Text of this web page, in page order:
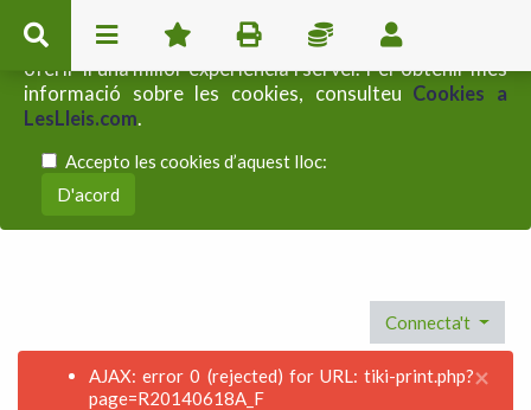
Aquest lloc web utilitza cookies pròpies i de tercers per
oferir-li una millor experiència i servei. Per obtenir més
informació sobre les cookies, consulteu Cookies a
LesLleis.com.
Accepto les cookies d’aquest lloc:
Connecta't
×
AJAX: error 0 (rejected) for URL: tiki-print.php?
page=R20140618A_F